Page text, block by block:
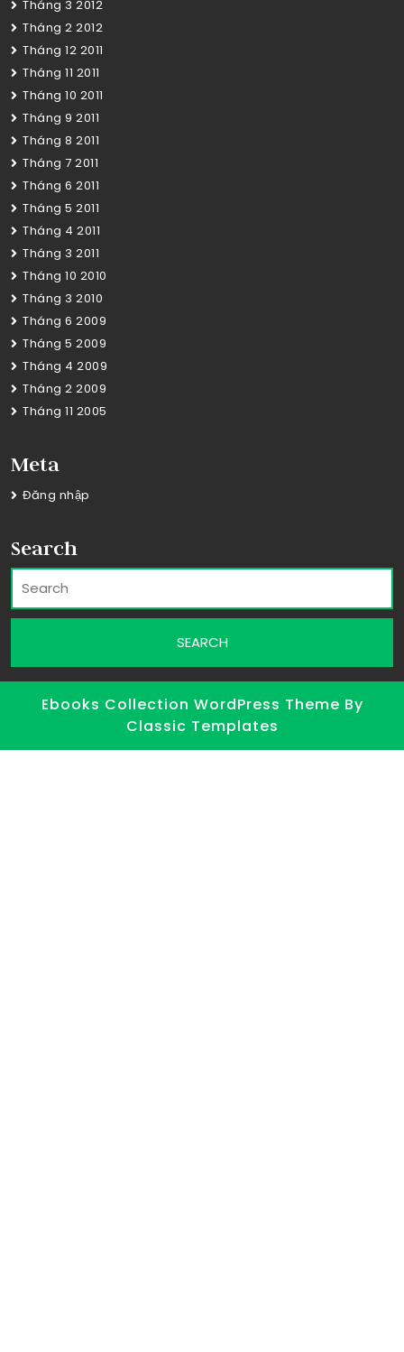
Tháng 3 2012
Tháng 2 2012
Tháng 12 2011
Tháng 11 2011
Tháng 10 2011
Tháng 9 2011
Tháng 8 2011
Tháng 7 2011
Tháng 6 2011
Tháng 5 2011
Tháng 4 2011
Tháng 3 2011
Tháng 10 2010
Tháng 3 2010
Tháng 6 2009
Tháng 5 2009
Tháng 4 2009
Tháng 2 2009
Tháng 11 2005
Meta
Đăng nhập
Search
Ebooks Collection WordPress Theme By
Classic Templates